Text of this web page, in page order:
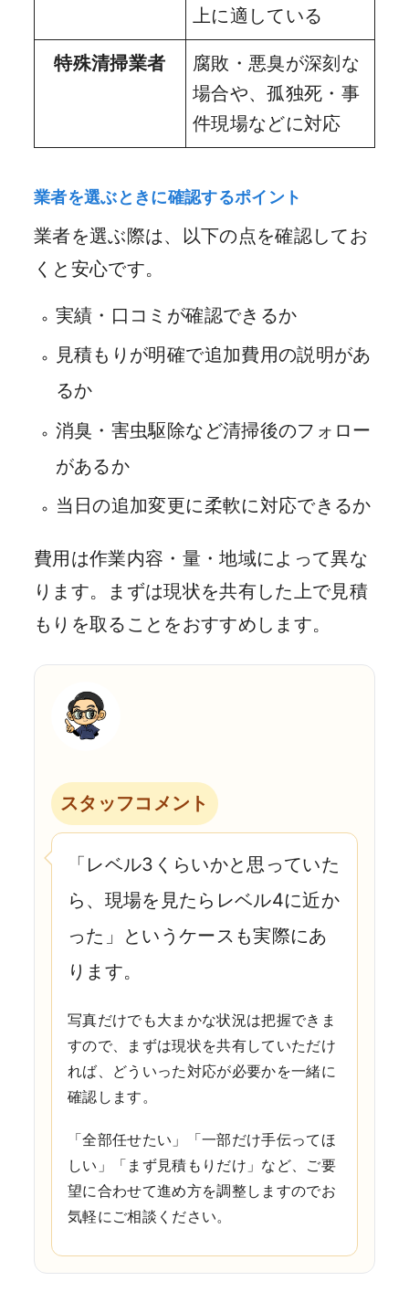
上に適している
特殊清掃業者
腐敗・悪臭が深刻な
場合や、孤独死・事
件現場などに対応
業者を選ぶときに確認するポイント
業者を選ぶ際は、以下の点を確認してお
くと安心です。
実績・口コミが確認できるか
見積もりが明確で追加費用の説明があ
るか
消臭・害虫駆除など清掃後のフォロー
があるか
当日の追加変更に柔軟に対応できるか
費用は作業内容・量・地域によって異な
ります。まずは現状を共有した上で見積
もりを取ることをおすすめします。
スタッフコメント
「レベル3くらいかと思っていた
ら、現場を見たらレベル4に近か
った」というケースも実際にあ
ります。
写真だけでも大まかな状況は把握できま
すので、まずは現状を共有していただけ
れば、どういった対応が必要かを一緒に
確認します。
「全部任せたい」「一部だけ手伝ってほ
しい」「まず見積もりだけ」など、ご要
望に合わせて進め方を調整しますのでお
気軽にご相談ください。